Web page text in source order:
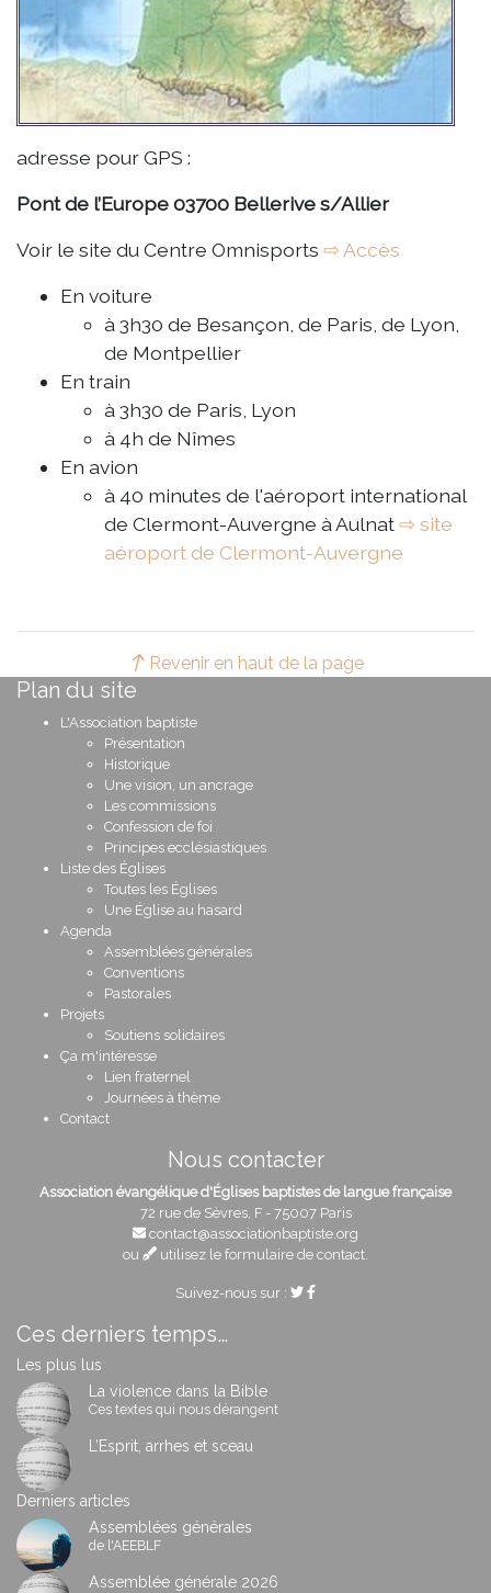
adresse pour GPS :
Pont de l’Europe 03700 Bellerive s/Allier
Voir le site du Centre Omnisports ⇨ Accès
En voiture
à 3h30 de Besançon, de Paris, de Lyon,
de Montpellier
En train
à 3h30 de Paris, Lyon
à 4h de Nîmes
En avion
à 40 minutes de l'aéroport international
de Clermont-Auvergne à Aulnat⇨ site
aéroport de Clermont-Auvergne
Revenir en haut de la page
Plan du site
L'Association baptiste
Présentation
Historique
Une vision, un ancrage
Les commissions
Confession de foi
Principes ecclésiastiques
Liste des Églises
Toutes les Églises
Une Église au hasard
Agenda
Assemblées générales
Conventions
Pastorales
Projets
Soutiens solidaires
Ça m'intéresse
Lien fraternel
Journées à thème
Contact
Nous contacter
Association évangélique d'Églises baptistes de langue française
72 rue de Sèvres, F - 75007 Paris
contact@associationbaptiste.org
ou
utilisez le formulaire de contact.
Suivez-nous sur :
Ces derniers temps…
Les plus lus
La violence dans la Bible
Ces textes qui nous dérangent
L’Esprit, arrhes et sceau
Derniers articles
Assemblées générales
de l'AEEBLF
Assemblée générale 2026